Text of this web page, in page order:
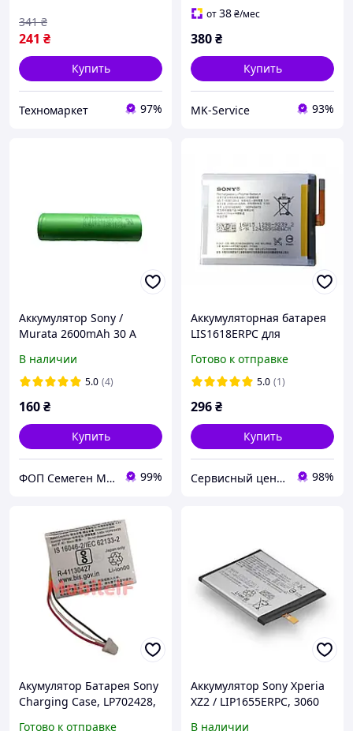
241 ₴
341 ₴
Купить
Техномаркет 97%
от38₴/мес
380₴
Купить
MK-Service 93%
Аккумулятор Sony /
Murata 2600mAh 30 А
В наличии
5.0 (4)
160₴
Купить
ФОП Семеген Марьян Мирославович 99%
Аккумуляторная батарея
LIS1618ERPC для
SONY Xperia XA, XA1
Готово к отправке
5.0 (1)
296₴
Купить
Сервисный центр Экран 98%
Акумулятор Батарея Sony
Charging Case, LP702428,
Готово к отправке
Аккумулятор Sony Xperia
XZ2 / LIP1655ERPC, 3060
В наличии